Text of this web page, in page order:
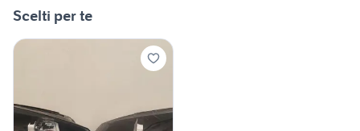
Scelti per te